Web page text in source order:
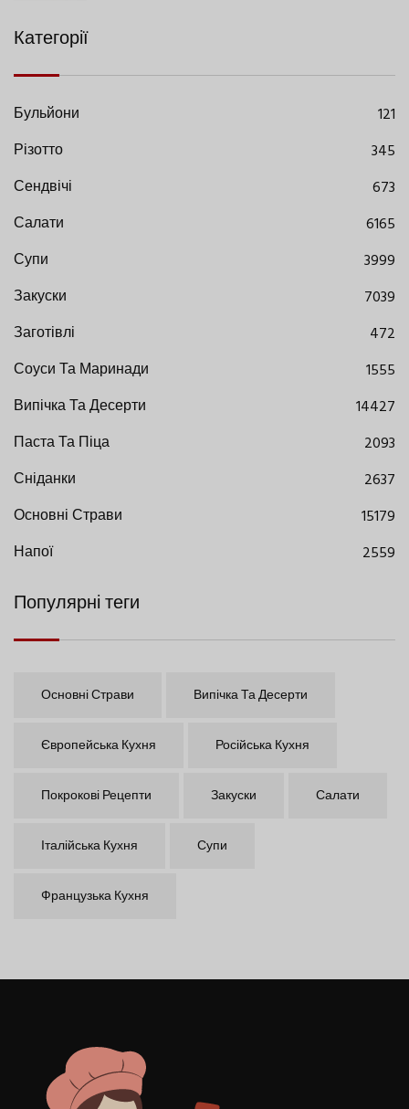
Категорії
Бульйони
121
Різотто
345
Сендвічі
673
Салати
6165
Супи
3999
Закуски
7039
Заготівлі
472
Соуси Та Маринади
1555
Випічка Та Десерти
14427
Паста Та Піца
2093
Сніданки
2637
Основні Страви
15179
Напої
2559
Популярні теги
Основні Страви Випічка Та Десерти
Європейська Кухня Російська Кухня
Покрокові Рецепти Закуски Салати
Італійська Кухня Супи
Французька Кухня